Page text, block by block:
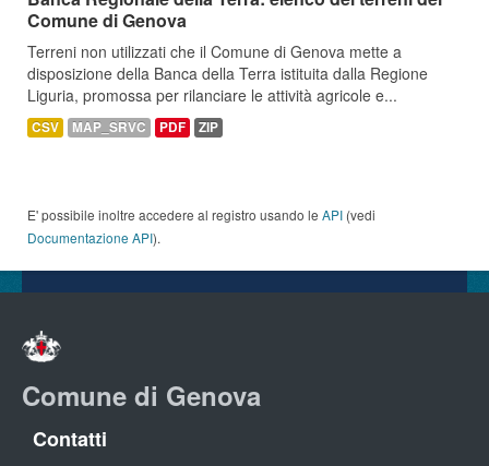
Comune di Genova
Terreni non utilizzati che il Comune di Genova mette a
disposizione della Banca della Terra istituita dalla Regione
Liguria, promossa per rilanciare le attività agricole e...
CSV MAP_SRVC PDF ZIP
E' possibile inoltre accedere al registro usando le API (vedi
Documentazione API).
Comune di Genova
Contatti